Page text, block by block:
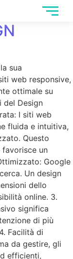
sua
web responsive,
ottimale su
del Design
I siti web
fluida e intuitiva,
Questo
un
Google
Un design
dello
online. 3.
significa
di più
Facilità di
da gestire, gli
efficienti,